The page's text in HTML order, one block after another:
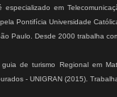
especializado em T
Pontifícia Universidade
Paulo. Desde 2000 trabalha
de turismo Regional em
- UNIGRAN (2015).